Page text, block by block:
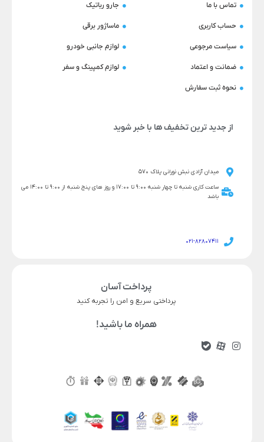
تماس با ما
حساب کاربری
سیاست مرجوعی
ضمانت و اعتماد
نحوه ثبت سفارش
جارو رباتیک
ماساژور برقی
لوازم جانبی خودرو
لوازم کمپینگ و سفر
از جدید ترین تخفیف ها با خبر شوید
میدان آزادی نبش نورانی پلاک 570
ساعت کاری شنبه تا چهار شنبه 9:00 تا 17:00 و روز های پنج شنبه از 9:00 تا 14:00 می
باشد
021-82807411
پرداخت آسان
پرداختی سریع و امن را تجربه کنید
همراه ما باشید!